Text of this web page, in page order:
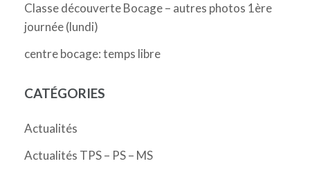
Classe découverte Bocage – autres photos 1ère
journée (lundi)
centre bocage: temps libre
CATÉGORIES
Actualités
Actualités TPS – PS – MS